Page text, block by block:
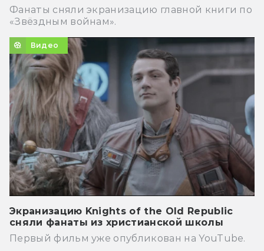
Фанаты сняли экранизацию главной книги по
«Звёздным войнам».
Видео
Экранизацию Knights of the Old Republic
сняли фанаты из христианской школы
Первый фильм уже опубликован на YouTube.